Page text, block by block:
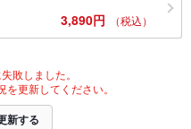
3,890円 （税込）
敗しました。
更新してください。
新する